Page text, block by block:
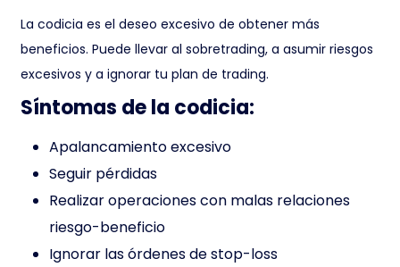
La codicia es el deseo excesivo de obtener más
beneficios. Puede llevar al sobretrading, a asumir riesgos
excesivos y a ignorar tu plan de trading.
Síntomas de la codicia:
Apalancamiento excesivo
Seguir pérdidas
Realizar operaciones con malas relaciones
riesgo-beneficio
Ignorar las órdenes de stop-loss